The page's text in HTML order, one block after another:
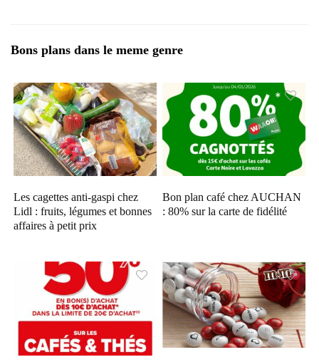
Bons plans dans le meme genre
Les cagettes anti-gaspi chez
Lidl : fruits, légumes et bonnes
affaires à petit prix
Bon plan café chez AUCHAN
: 80% sur la carte de fidélité